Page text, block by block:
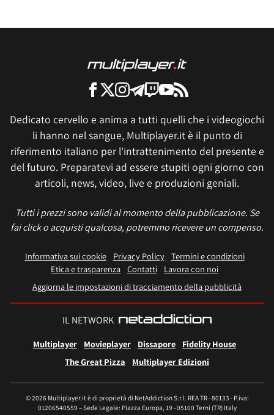
Dedicato cervello e anima a tutti quelli che i videogiochi
li hanno nel sangue, Multiplayer.it è il punto di
riferimento italiano per l'intrattenimento del presente e
del futuro. Preparatevi ad essere stupiti ogni giorno con
articoli, news, video, live e produzioni geniali.
Tutti i prezzi sono validi al momento della pubblicazione. Se
fai click o acquisti qualcosa, potremmo ricevere un compenso.
Informativa sui cookie Privacy Policy
Termini e condizioni
Etica e trasparenza Contatti
Lavora con noi
Aggiorna le impostazioni di tracciamento della pubblicità
IL NETWORK
Multiplayer Movieplayer Dissapore
Fidelity House
The Great Pizza
Multiplayer Edizioni
© 2026 Multiplayer.it è di proprietà di NetAddiction S.r.l. REA TR - 80133 - P.iva:
01206540559 – Sede Legale: Piazza Europa, 19 - 05100 Terni (TR) Italy